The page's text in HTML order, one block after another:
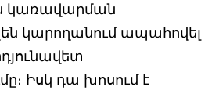
կառավարման
կարողանում ապահովել
Իսկ դա խոսում է